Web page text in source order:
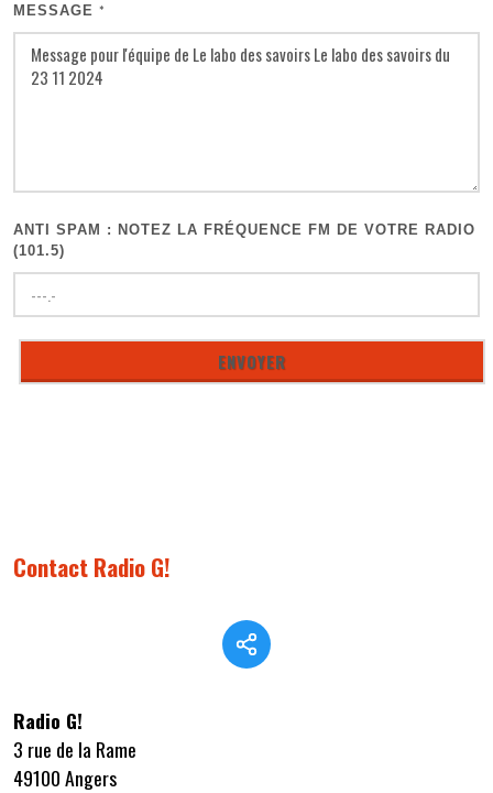
MESSAGE *
ANTI SPAM : NOTEZ LA FRÉQUENCE FM DE VOTRE RADIO
(101.5)
Contact Radio G!
Radio G!
3 rue de la Rame
49100 Angers